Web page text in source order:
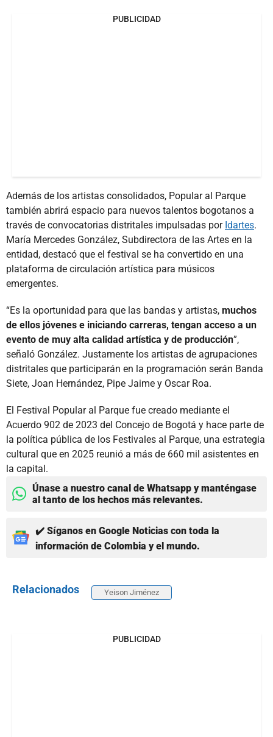
PUBLICIDAD
Además de los artistas consolidados, Popular al Parque
también abrirá espacio para nuevos talentos bogotanos a
través de convocatorias distritales impulsadas por Idartes.
María Mercedes González, Subdirectora de las Artes en la
entidad, destacó que el festival se ha convertido en una
plataforma de circulación artística para músicos
emergentes.
“Es la oportunidad para que las bandas y artistas, muchos
de ellos jóvenes e iniciando carreras, tengan acceso a un
evento de muy alta calidad artística y de producción”,
señaló González. Justamente los artistas de agrupaciones
distritales que participarán en la programación serán Banda
Siete, Joan Hernández, Pipe Jaime y Oscar Roa.
El Festival Popular al Parque fue creado mediante el
Acuerdo 902 de 2023 del Concejo de Bogotá y hace parte de
la política pública de los Festivales al Parque, una estrategia
cultural que en 2025 reunió a más de 660 mil asistentes en
la capital.
Únase a nuestro canal de Whatsapp y manténgase
al tanto de los hechos más relevantes.
✔️ Síganos en Google Noticias con toda la
información de Colombia y el mundo.
Relacionados Yeison Jiménez
PUBLICIDAD